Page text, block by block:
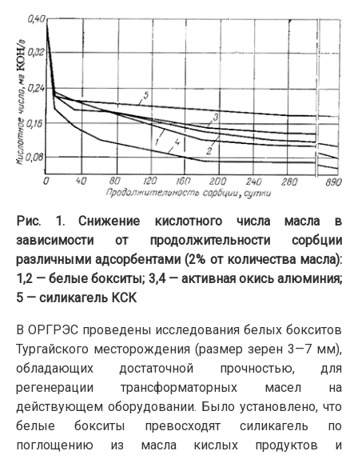
Рис. 1. Снижение кислотного числа масла в
зависимости от продолжительности сорбции
различными адсорбентами (2% от количества масла):
1,2 — белые бокситы; 3,4 — активная окись алюминия;
5 — силикагель КСК
В ОРГРЭС проведены исследования белых бокситов
Тургайского месторождения (размер зерен 3—7 мм),
обладающих достаточной прочностью, для
регенерации трансформаторных масел на
действующем оборудовании. Было установлено, что
белые бокситы превосходят силикагель по
поглощению из масла кислых продуктов и